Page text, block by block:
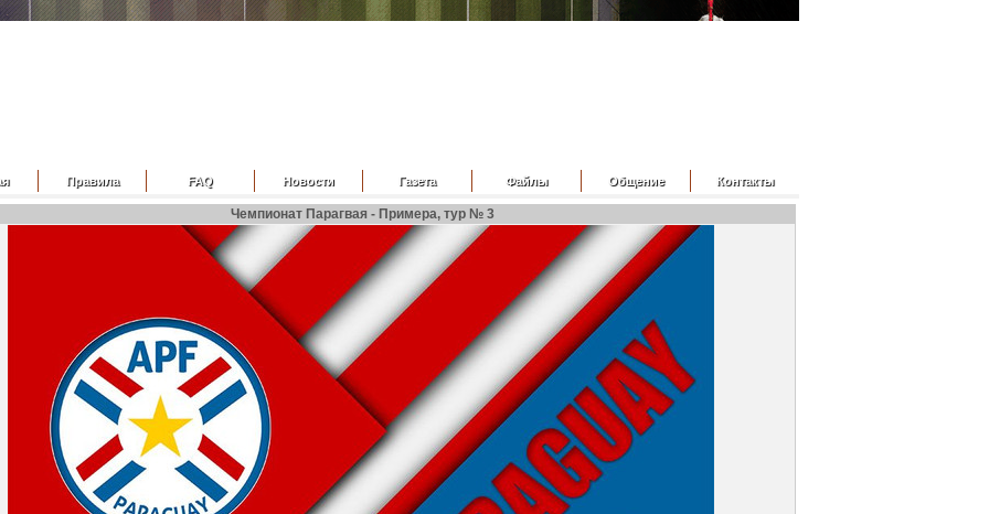
Правила FAQ Новости Газета Файлы Общение Контакты
Чемпионат Парагвая - Примера, тур № 3